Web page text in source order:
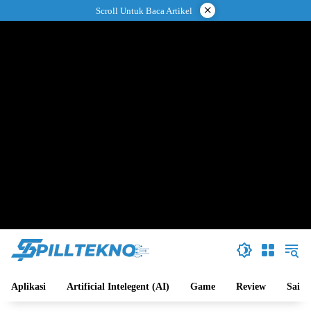
ke
Scroll Untuk Baca Artikel ×
Aplikasi Artificial Intelegent (AI) Game Review Sains